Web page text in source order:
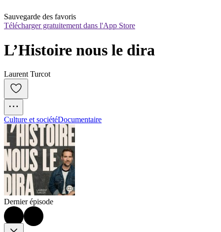
Sauvegarde des favoris
Télécharger gratuitement dans l'App Store
L’Histoire nous le dira
Laurent Turcot
Culture et sociétéDocumentaire
Dernier épisode